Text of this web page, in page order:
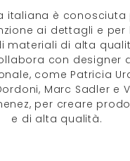
italiana è conosciuta
ai dettagli e per
materiali di alta
con designer
come Patricia
Marc Sadler e
per creare
e di alta qualità.